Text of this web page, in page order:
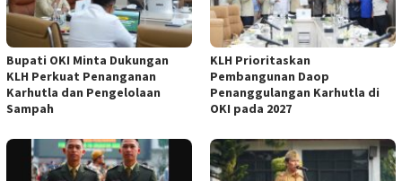
Bupati OKI Minta Dukungan
KLH Perkuat Penanganan
Karhutla dan Pengelolaan
Sampah
KLH Prioritaskan
Pembangunan Daop
Penanggulangan Karhutla di
OKI pada 2027